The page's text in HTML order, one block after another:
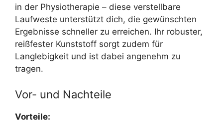
in der Physiotherapie – diese verstellbare
Laufweste unterstützt dich, die gewünschten
Ergebnisse schneller zu erreichen. Ihr robuster,
reißfester Kunststoff sorgt zudem für
Langlebigkeit und ist dabei angenehm zu
tragen.
Vor- und Nachteile
Vorteile: